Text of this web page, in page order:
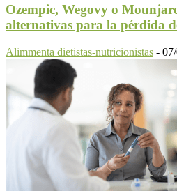
Ozempic, Wegovy o
alternativas para la pérdida
Alimmenta dietistas-nutricionistas -